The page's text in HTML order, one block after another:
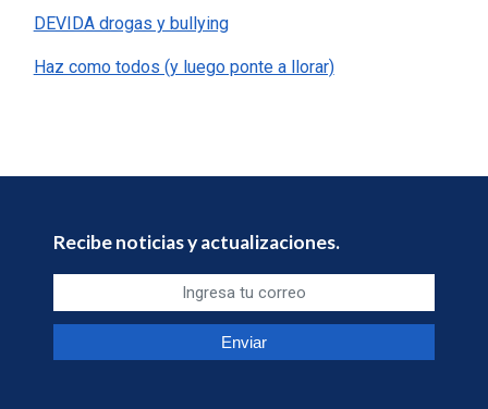
DEVIDA drogas y bullying
Haz como todos (y luego ponte a llorar)
Recibe noticias y actualizaciones.